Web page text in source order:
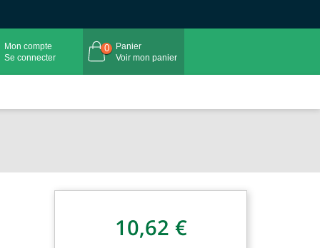
Mon compte
Se connecter
0
Panier
Voir mon panier
10,62 €